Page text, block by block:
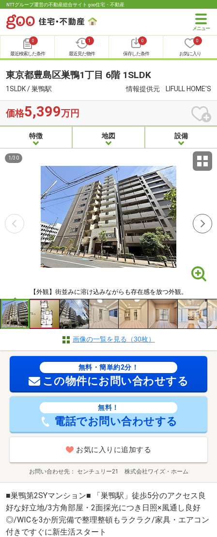
NTTグループ運営の不動産総合サイト goo住宅・不動産
0
最近検索した条件
1
最近見た物件
0
保存した条件
0
お気に入り
東京都豊島区巣鴨1丁目 6階 1SLDK
1SLDK / 巣鴨駅 情報提供元 LIFULL HOME'S
価格5,399万円
特徴 地図 設備
【外観】街並みに溶け込みながらも存在感を放つ外観。
1 /30
画像の一覧を見る（30枚）
無料・簡単約2分！
この物件にお問い合わせする
無料！
電話でお問い合わせする
お気に入りに追加する
お問い合わせ先 センチュリー21 株式会社ワイズ・ホーム
■巣鴨第2SYマンション■ 「巣鴨駅」徒歩5分のアクセス良
好な好立地/3方角部屋・2面採光につき日照×風通し良好
◎/WICを3か所完備で整理整頓もラクラク/家具・エアコン
付きですぐに新生活スタート